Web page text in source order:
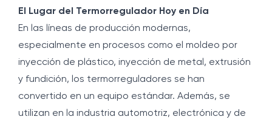
El Lugar del Termorregulador Hoy en Día
En las líneas de producción modernas,
especialmente en procesos como el moldeo por
inyección de plástico, inyección de metal, extrusión
y fundición, los termorreguladores se han
convertido en un equipo estándar. Además, se
utilizan en la industria automotriz, electrónica y de